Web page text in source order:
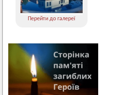
Перейти до галереї